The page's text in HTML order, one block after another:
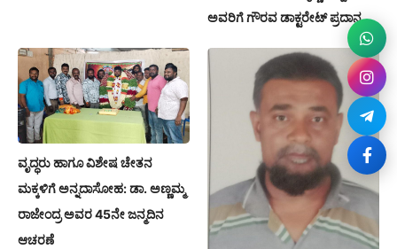
ಅವರಿಗೆ ಗೌರವ ಡಾಕ್ಟರೇಟ್ ಪ್ರದಾನ
ವೃದ್ಧರು ಹಾಗೂ ವಿಶೇಷ ಚೇತನ
ಮಕ್ಕಳಿಗೆ ಅನ್ನದಾಸೋಹ: ಡಾ. ಅಣ್ಣಮ್ಮ
ರಾಜೇಂದ್ರ ಅವರ 45ನೇ ಜನ್ಮದಿನ
ಆಚರಣೆ